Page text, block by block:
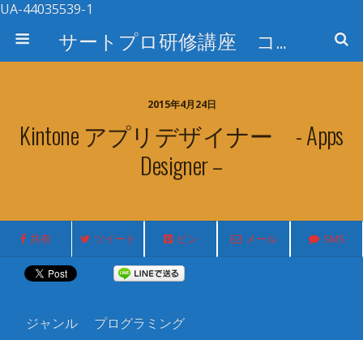
UA-44035539-1
サートプロ研修講座 コース検索
2015年4月24日
Kintone アプリデザイナー - Apps
Designer –
共有 ツイート ピン メール SMS
ジャンル プログラミング